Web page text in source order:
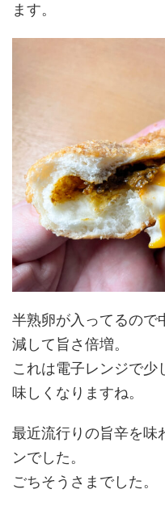
ます。
半熟卵が入ってるので
減して旨さ倍増。
これは電子レンジで少
味しくなりますね。
最近流行りの旨辛を味
ンでした。
ごちそうさまでした。